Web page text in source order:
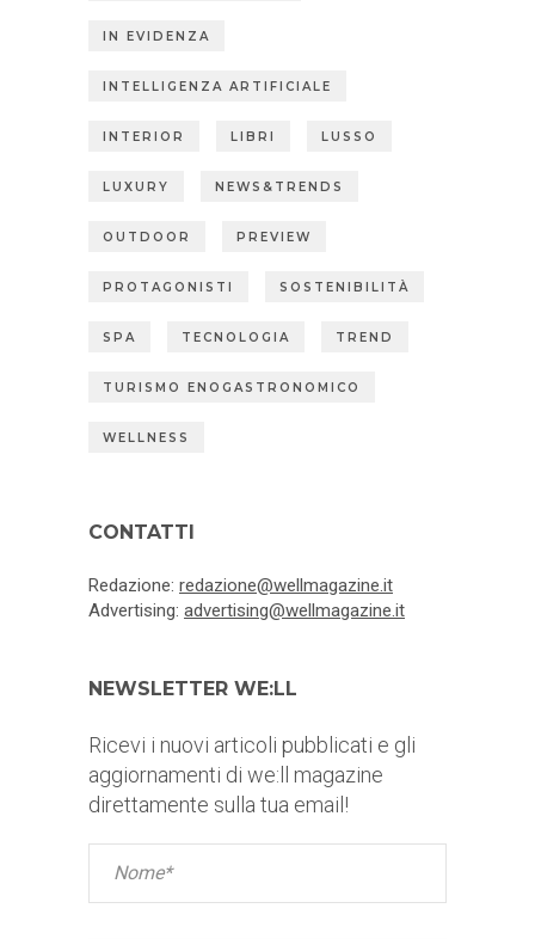
IN EVIDENZA
INTELLIGENZA ARTIFICIALE
INTERIOR LIBRI LUSSO
LUXURY NEWS&TRENDS
OUTDOOR PREVIEW
PROTAGONISTI SOSTENIBILITÀ
SPA TECNOLOGIA TREND
TURISMO ENOGASTRONOMICO
WELLNESS
CONTATTI
Redazione: redazione@wellmagazine.it
Advertising: advertising@wellmagazine.it
NEWSLETTER WE:LL
Ricevi i nuovi articoli pubblicati e gli
aggiornamenti di we:ll magazine
direttamente sulla tua email!